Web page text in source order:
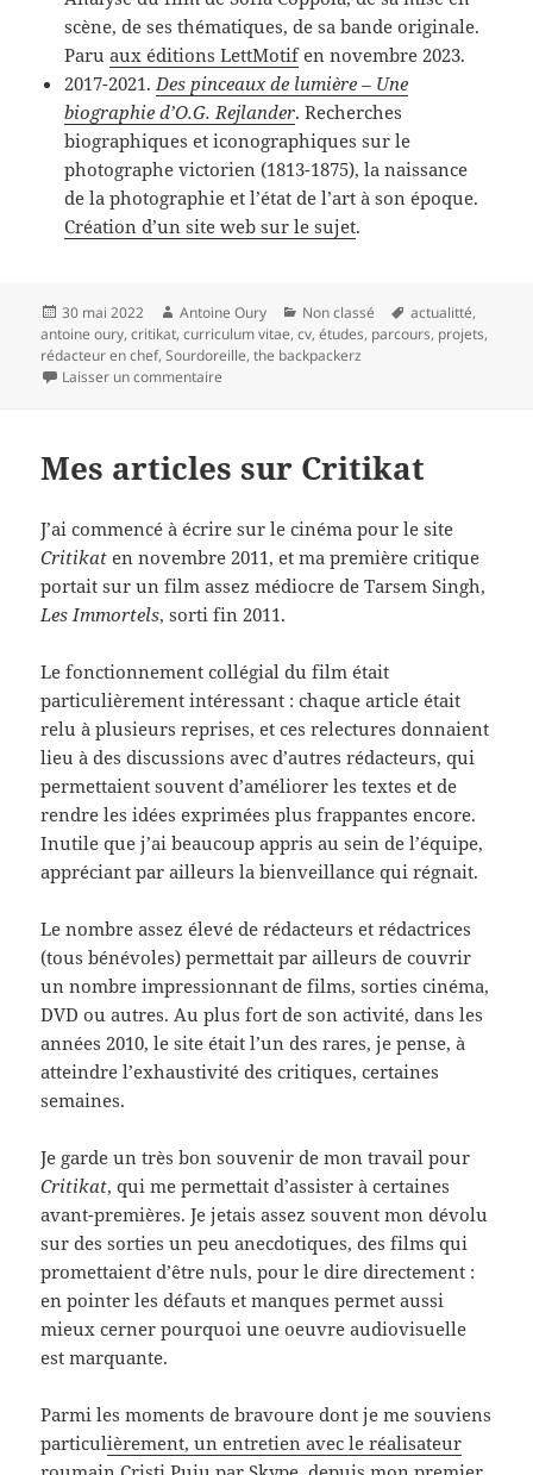
scène, de ses thématiques, de sa bande originale.
Paruaux éditions LettMotifen novembre 2023.
2017-2021.Des pinceaux de lumière – Une
biographie d’O.G. Rejlander. Recherches
biographiques et iconographiques sur le
photographe victorien (1813-1875), la naissance
de la photographie et l’état de l’art à son époque.
Création d’un site web sur le sujet.
Publié
le
30 mai 2022 Auteur
Antoine Oury Catégories
Non classé
Mots-
clés
actualitté,
antoine oury,critikat,curriculum vitae,cv,études, parcours, projets,
rédacteur en chef,Sourdoreille,the backpackerz
Laisser un commentaire
Mes articles sur Critikat
J’ai commencé à écrire sur le cinéma pour le site
Critikat en novembre 2011, et ma première critique
portait sur un film assez médiocre de Tarsem Singh,
Les Immortels, sorti fin 2011.
Le fonctionnement collégial du film était
particulièrement intéressant : chaque article était
relu à plusieurs reprises, et ces relectures donnaient
lieu à des discussions avec d’autres rédacteurs, qui
permettaient souvent d’améliorer les textes et de
rendre les idées exprimées plus frappantes encore.
Inutile que j’ai beaucoup appris au sein de l’équipe,
appréciant par ailleurs la bienveillance qui régnait.
Le nombre assez élevé de rédacteurs et rédactrices
(tous bénévoles) permettait par ailleurs de couvrir
un nombre impressionnant de films, sorties cinéma,
DVD ou autres. Au plus fort de son activité, dans les
années 2010, le site était l’un des rares, je pense, à
atteindre l’exhaustivité des critiques, certaines
semaines.
Je garde un très bon souvenir de mon travail pour
Critikat, qui me permettait d’assister à certaines
avant-premières. Je jetais assez souvent mon dévolu
sur des sorties un peu anecdotiques, des films qui
promettaient d’être nuls, pour le dire directement :
en pointer les défauts et manques permet aussi
mieux cerner pourquoi une oeuvre audiovisuelle
est marquante.
Parmi les moments de bravoure dont je me souviens
particulièrement, un entretien avec le réalisateur